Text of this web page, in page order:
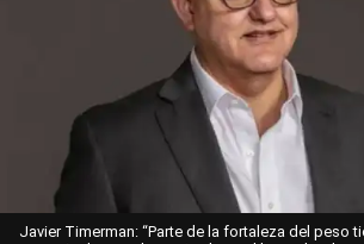
Javier Timerman: “Parte de la fortaleza del peso